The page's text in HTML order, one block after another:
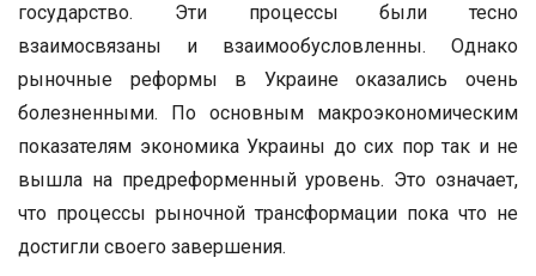
государство. Эти процессы были тесно
взаимосвязаны и взаимообусловленны. Однако
рыночные реформы в Украине оказались очень
болезненными. По основным макроэкономическим
показателям экономика Украины до сих пор так и не
вышла на предреформенный уровень. Это означает,
что процессы рыночной трансформации пока что не
достигли своего завершения.